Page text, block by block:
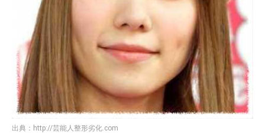
出典： http://芸能人整形劣化.com